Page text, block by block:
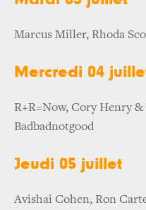
Marcus Miller, Rhoda
Mercredi 04
R+R=Now, Cory Henry
Badbadnotgood
Jeudi 05 juillet
Avishai Cohen, Ron